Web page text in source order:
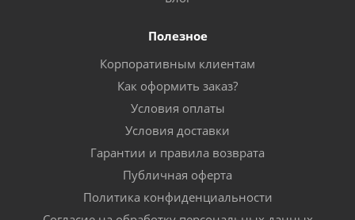
Полезное
Корпоративным клиентам
Как оформить заказ?
Условия оплаты
Условия доставки
Гарантии и правила возврата
Публичная оферта
Политика конфиденциальности